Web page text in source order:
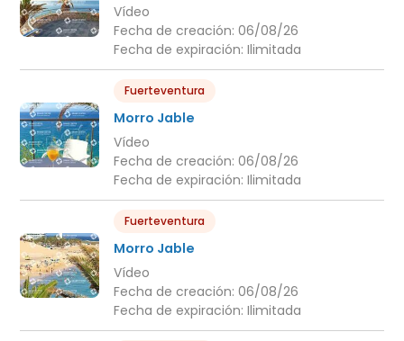
Vídeo
Fecha de creación: 06/08/26
Fecha de expiración: Ilimitada
Fuerteventura
Morro Jable
Vídeo
Fecha de creación: 06/08/26
Fecha de expiración: Ilimitada
Fuerteventura
Morro Jable
Vídeo
Fecha de creación: 06/08/26
Fecha de expiración: Ilimitada